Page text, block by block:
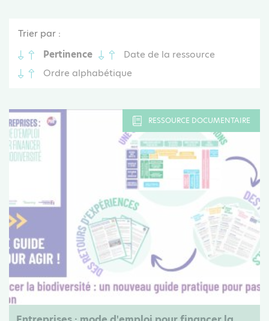
Trier par :
Pertinence
Date de la ressource
Ordre alphabétique
RESSOURCE DOCUMENTAIRE